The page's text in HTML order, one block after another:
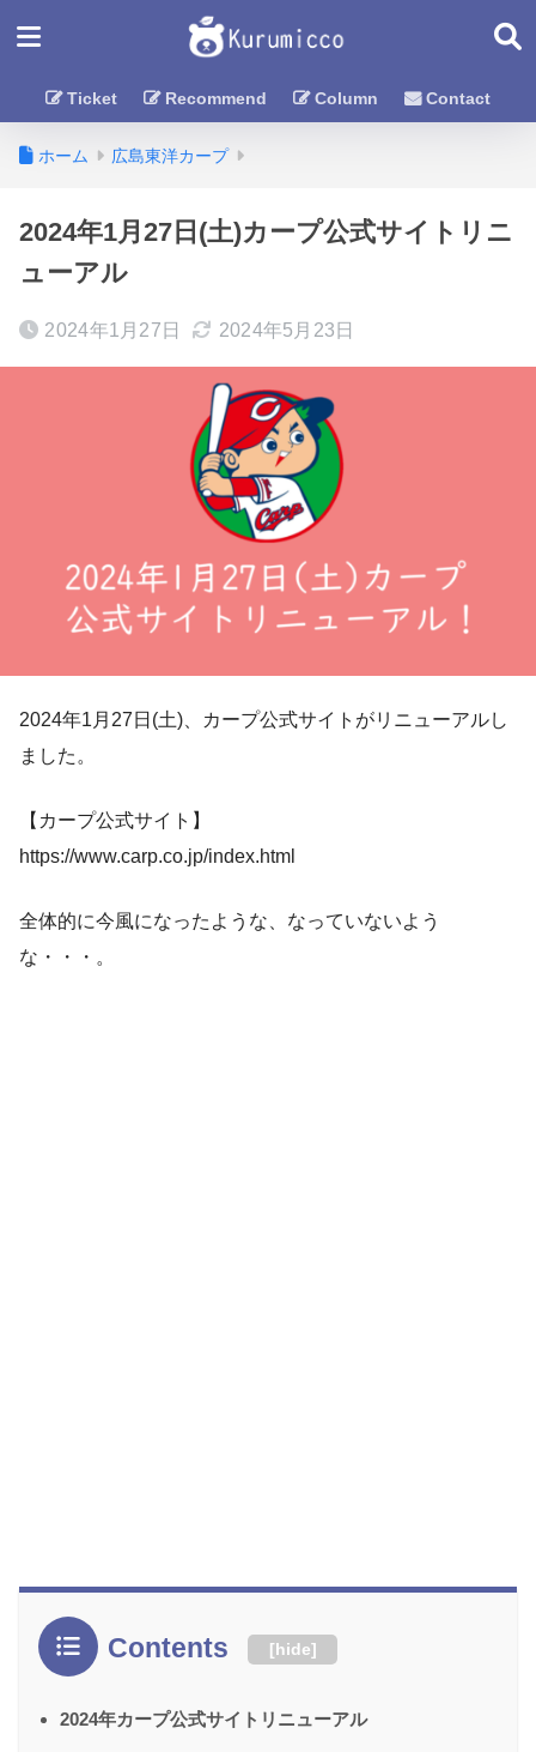
Ticket Recommend Column Contact
ホーム 広島東洋カープ
2024年1月27日(土)カープ公式サイトリニ
ューアル
2024年1月27日 2024年5月23日
2024年1月27日(土)、カープ公式サイトがリニューアルし
ました。
【カープ公式サイト】
https://www.carp.co.jp/index.html
全体的に今風になったような、なっていないよう
な・・・。
Contents [hide]
2024年カープ公式サイトリニューアル